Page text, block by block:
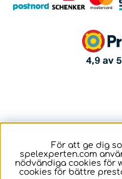
För att ge dig
spelexperten.com
nödvändiga cookies för
cookies för bättre